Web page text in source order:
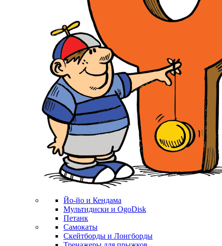
Йо-йо и Кендама
Мультидиски и OgoDisk
Петанк
Самокаты
Скейтборды и Лонгборды